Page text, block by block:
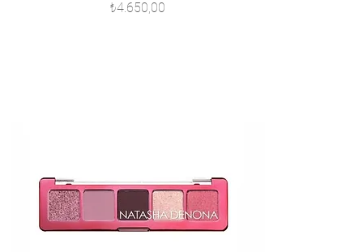
Fiyat
₺4.650,00